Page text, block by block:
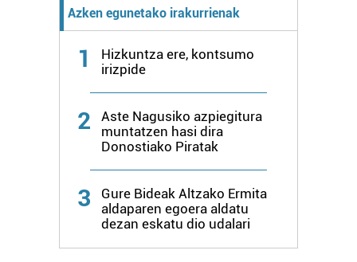
baliatzen gara. Ohar hau onartuz gero, teknologia hori
erabiltzeko baimen esplizitua ematen diguzu.Gehiago
Azken egunetako irakurrienak
1
Hizkuntza ere, kontsumo
irizpide
2
Aste Nagusiko azpiegitura
muntatzen hasi dira
Donostiako Piratak
3
Gure Bideak Altzako Ermita
aldaparen egoera aldatu
dezan eskatu dio udalari